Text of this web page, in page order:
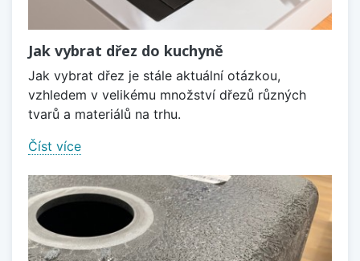
Jak vybrat dřez do kuchyně
Jak vybrat dřez je stále aktuální otázkou,
vzhledem v velikému množství dřezů různých
tvarů a materiálů na trhu.
Číst více